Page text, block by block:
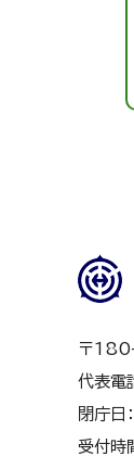
〒
代表
閉庁日
受付時